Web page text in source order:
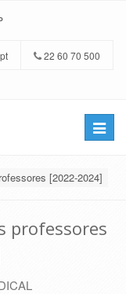
22 60 70 500
Toggle
[2022-2024]
professores